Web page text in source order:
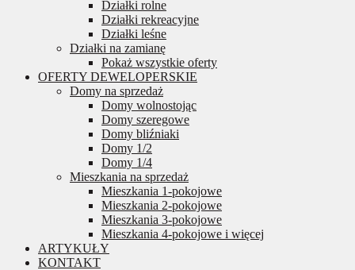
Działki rolne
Działki rekreacyjne
Działki leśne
Działki na zamianę
Pokaż wszystkie oferty
OFERTY DEWELOPERSKIE
Domy na sprzedaż
Domy wolnostojąc
Domy szeregowe
Domy bliźniaki
Domy 1/2
Domy 1/4
Mieszkania na sprzedaż
Mieszkania 1-pokojowe
Mieszkania 2-pokojowe
Mieszkania 3-pokojowe
Mieszkania 4-pokojowe i więcej
ARTYKUŁY
KONTAKT